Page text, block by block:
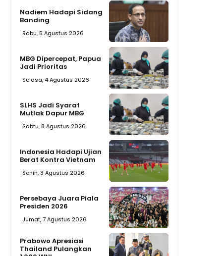
Nadiem Hadapi Sidang
Banding
Rabu, 5 Agustus 2026
MBG Dipercepat, Papua
Jadi Prioritas
Selasa, 4 Agustus 2026
SLHS Jadi Syarat
Mutlak Dapur MBG
Sabtu, 8 Agustus 2026
Indonesia Hadapi Ujian
Berat Kontra Vietnam
Senin, 3 Agustus 2026
Persebaya Juara Piala
Presiden 2026
Jumat, 7 Agustus 2026
Prabowo Apresiasi
Thailand Pulangkan